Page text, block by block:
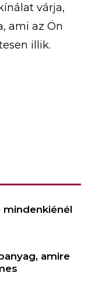
várja,
ami az Ön
illik.
mindenkiénél
amire